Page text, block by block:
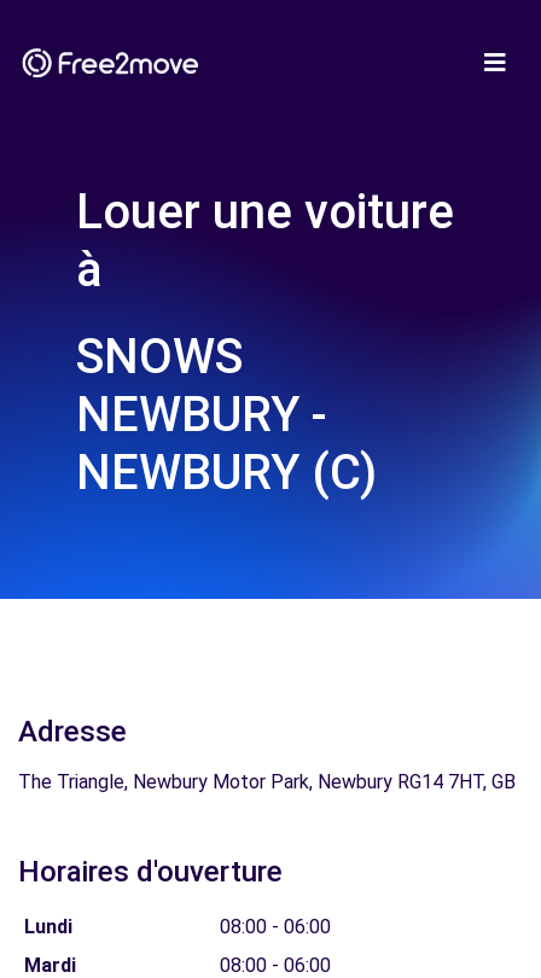
Louer une voiture
à
SNOWS
NEWBURY -
NEWBURY (C)
Adresse
The Triangle, Newbury Motor Park, Newbury RG14 7HT, GB
Horaires d'ouverture
Lundi
08:00 - 06:00
Mardi
08:00 - 06:00